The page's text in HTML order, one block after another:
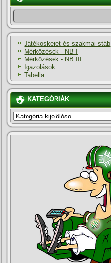
Játékoskeret és szakmai stáb
Mérkőzések - NB I
Mérkőzések - NB III
Igazolások
Tabella
KATEGÓRIÁK
KATEGÓRIÁK